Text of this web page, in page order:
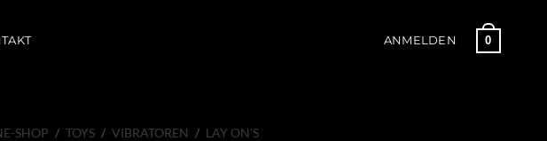
ANMELDEN 0
SHOP / TOYS / VIBRATOREN / LAY ON'S